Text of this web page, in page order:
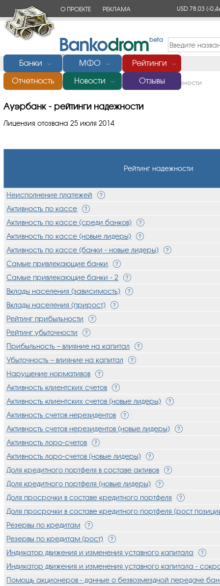
О ПРОЕКТЕ РЕКЛАМА USD 78,03(-
Банки ﹀ МФО ﹀ Рейтинги ﹀
Отчетность Новости ﹀ Отзывы
Главная/Банки России/Ауэрбанк Рейтинги надежности
Ауэрбанк - рейтинги надежности
Лицензия отозвана 25 июля 2014
Рейтинг надежности
Неисполнение платежей
Активность по кассе
Активность по кассе (среди банков)
Активность по кассе (новые лидеры)
Активность по кассе (банки - новые лидеры)
Самые привлекающие банки
Самые привлекающие банки - 2
Вклады населения (зависимость)
Вклады населения (прирост)
Рейтинг прибыльности
Рейтинг убыточности
Прибыльность – влияние на капитал
Убыточность – влияние на капитал
Нарушение нормативов
Активность клиентских счетов
Активность клиентских счетов (новые лидеры)
Активность счетов нерезидентов
Активность счетов нерезидентов (новые лидеры)
Активность лоро-счетов
Активность лоро-счетов (новые лидеры)
Доля кредитного портфеля в составе активов
Доля кредитного портфеля (новые лидеры)
Доля просрочки в составе кредитного портфеля
Доля просрочки в составе кредитного портфеля (рост
Резервы по кредитам
Резервы по кредитам (рост)
Индикатор движения и изменения уставного капитала
Индикатор движения и изменения уставного капитала -
Помощь акционеров - данные о безвозмездной передаче